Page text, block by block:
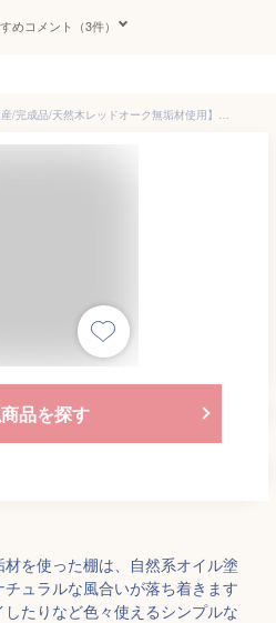
めコメント（3件）
【割引クーポン配布中】【国産/完成品/天然木レッドオーク無垢材使用】SENOVIshelf(セノヴィシェルフ) 本棚 本棚シェルフ シェルフ ランドセルラック ランドセル収納 ディスプレイ棚 木製 収納棚 おしゃれ 子供部屋 杉工場 (大型)
品を探す
を使った棚は、自然系オイル塗
ュラルな風合いが落ち着きます
たりなど色々使えるシンプルな